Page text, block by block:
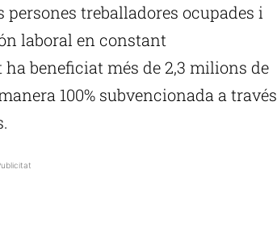
treballadores ocupades i
laboral en constant
beneficiat més de 2,3 milions de
100% subvencionada a través